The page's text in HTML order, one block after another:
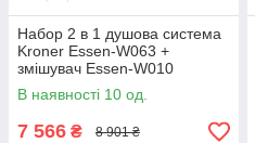
Набор 2 в 1 душова система
Kroner Essen-W063 +
змішувач Essen-W010
В наявності 10 од.
7 566 ₴ 8 901 ₴